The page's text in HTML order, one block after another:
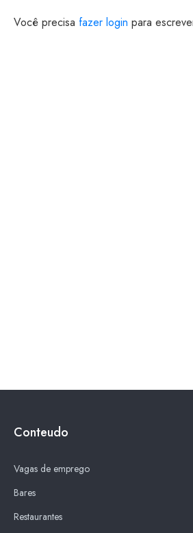
Você precisa fazer login para
Conteudo
Vagas de emprego
Bares
Restaurantes